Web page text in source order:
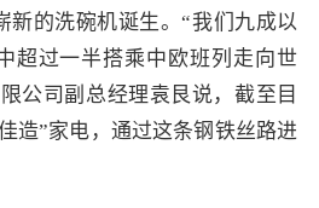
新的洗碗机诞生。“我们九成以
超过一半搭乘中欧班列走向世
公司副总经理袁艮说，截至目
造”家电，通过这条钢铁丝路进